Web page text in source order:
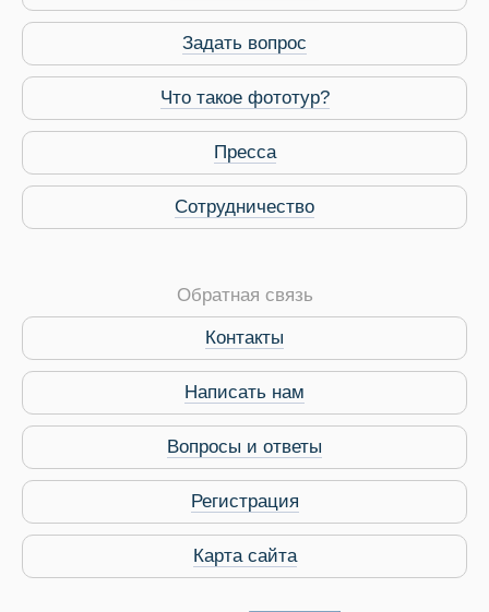
Виза в Индию
Задать вопрос
Что такое фототур?
Пресса
Сотрудничество
Обратная связь
Контакты
Написать нам
Вопросы и ответы
Регистрация
Карта сайта